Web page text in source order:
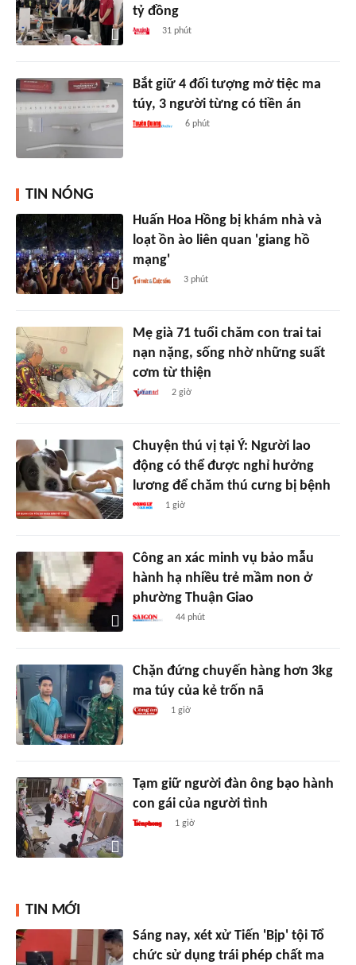
tỷ đồng
31 phút
Bắt giữ 4 đối tượng mở tiệc ma
túy, 3 người từng có tiền án
6 phút
TIN NÓNG
Huấn Hoa Hồng bị khám nhà và
loạt ồn ào liên quan 'giang hồ
mạng'
3 phút
Mẹ già 71 tuổi chăm con trai tai
nạn nặng, sống nhờ những suất
cơm từ thiện
2 giờ
Chuyện thú vị tại Ý: Người lao
động có thể được nghỉ hưởng
lương để chăm thú cưng bị bệnh
1 giờ
Công an xác minh vụ bảo mẫu
hành hạ nhiều trẻ mầm non ở
phường Thuận Giao
44 phút
Chặn đứng chuyến hàng hơn 3kg
ma túy của kẻ trốn nã
1 giờ
Tạm giữ người đàn ông bạo hành
con gái của người tình
1 giờ
TIN MỚI
Sáng nay, xét xử Tiến 'Bịp' tội Tổ
chức sử dụng trái phép chất ma